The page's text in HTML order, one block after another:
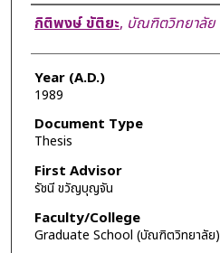
Author
กิติพงษ์ ขัติยะ, บัณฑิตวิทยาลัย
Year (A.D.)
1989
Document Type
Thesis
First Advisor
รัชนี ขวัญบุญจัน
Faculty/College
Graduate School (บัณฑิตวิทยาลัย)